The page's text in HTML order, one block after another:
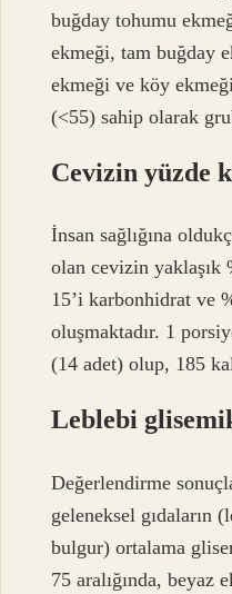
buğday tohumu
ekmeği, tam buğday
ekmeği ve köy
(<55) sahip olarak
Cevizin yüzde
İnsan sağlığına
olan cevizin yaklaşık
15’i karbonhidrat ve
oluşmaktadır. 1
(14 adet) olup, 185
Leblebi
Değerlendirme
geleneksel gıdaların
bulgur) ortalama
75 aralığında, beyaz